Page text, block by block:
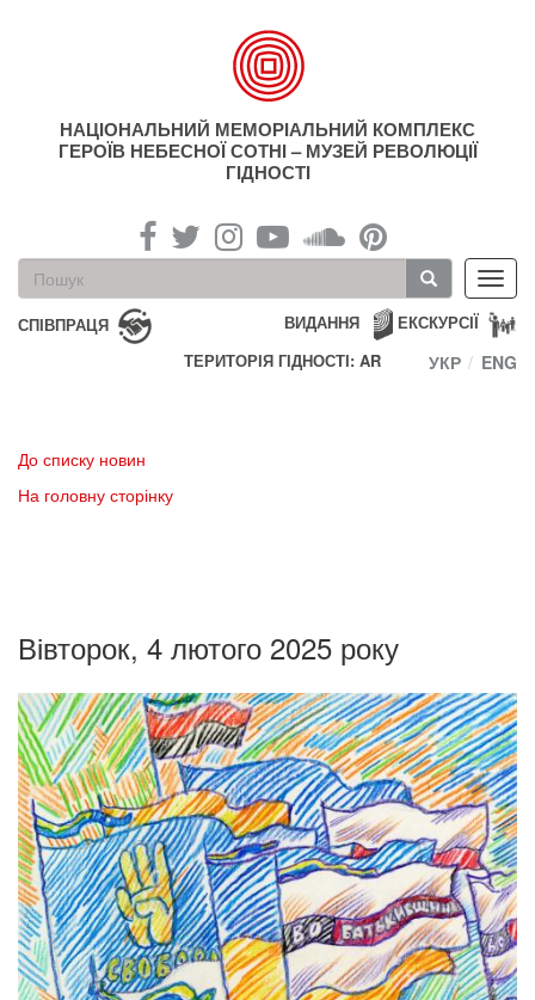
НАЦІОНАЛЬНИЙ МЕМОРІАЛЬНИЙ КОМПЛЕКС
ГЕРОЇВ НЕБЕСНОЇ СОТНІ – МУЗЕЙ РЕВОЛЮЦІЇ
ГІДНОСТІ
Пошукова
форма
Пошук
СПІВПРАЦЯ ЕКСКУРСІЇ
ВИДАННЯ
ТЕРИТОРІЯ ГІДНОСТІ: AR
УКР ENG
До списку новин
На головну сторінку
Вівторок, 4 лютого 2025 року